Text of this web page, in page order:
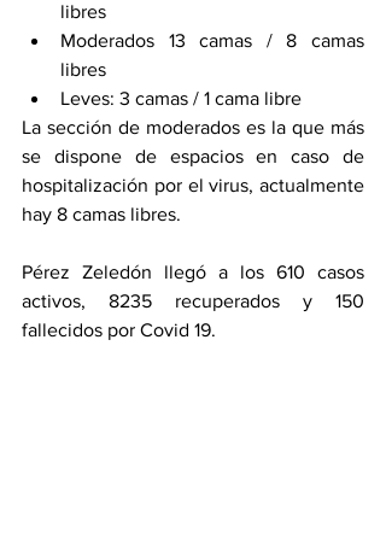
libres
Moderados 13 camas / 8 camas
libres
Leves: 3 camas / 1 cama libre
La sección de moderados es la que más
se dispone de espacios en caso de
hospitalización por el virus, actualmente
hay 8 camas libres.
Pérez Zeledón llegó a los 610 casos
activos, 8235 recuperados y 150
fallecidos por Covid 19.